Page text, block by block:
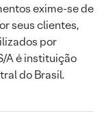
exime-se de
seus clientes,
por
A é instituição
do Brasil.